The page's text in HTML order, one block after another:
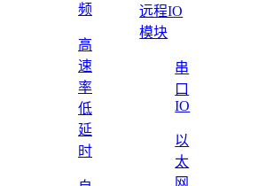
频
高
速
率
低
延
时
远程IO
模块
串
口
IO
以
太
网